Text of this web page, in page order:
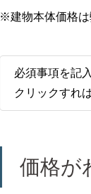
※建物本体価格は
必須事項を記
クリックすれ
価格が